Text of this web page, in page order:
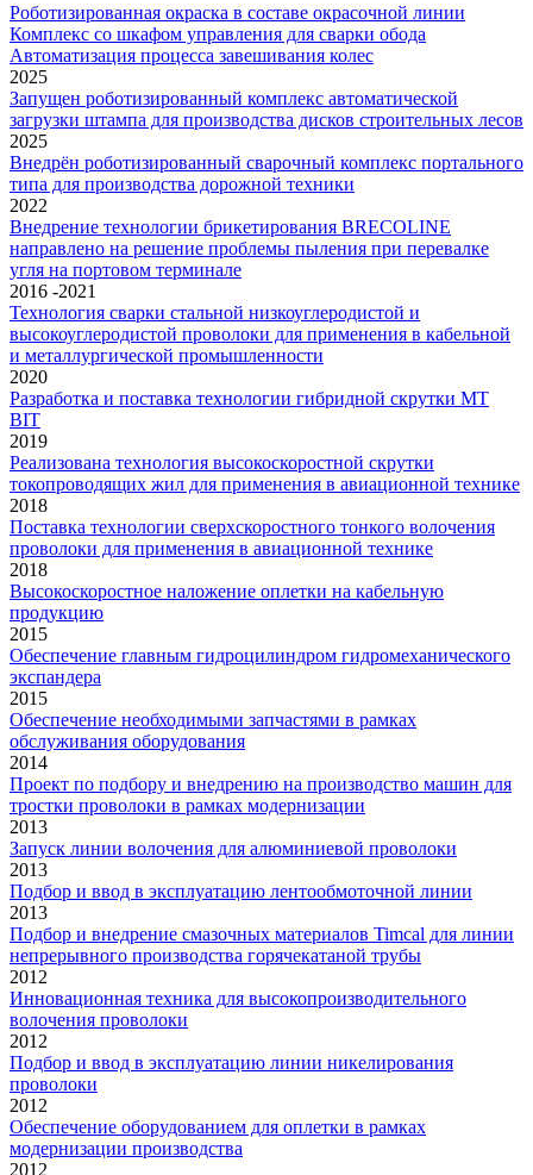
Роботизированная окраска в составе окрасочной линии
Комплекс со шкафом управления для сварки обода
Автоматизация процесса завешивания колес
2025
Запущен роботизированный комплекс автоматической
загрузки штампа для производства дисков строительных лесов
2025
Внедрён роботизированный сварочный комплекс портального
типа для производства дорожной техники
2022
Внедрение технологии брикетирования BRECOLINE
направлено на решение проблемы пыления при перевалке
угля на портовом терминале
2016 -2021
Технология сварки стальной низкоуглеродистой и
высокоуглеродистой проволоки для применения в кабельной
и металлургической промышленности
2020
Разработка и поставка технологии гибридной скрутки MT
BIT
2019
Реализована технология высокоскоростной скрутки
токопроводящих жил для применения в авиационной технике
2018
Поставка технологии сверхскоростного тонкого волочения
проволоки для применения в авиационной технике
2018
Высокоскоростное наложение оплетки на кабельную
продукцию
2015
Обеспечение главным гидроцилиндром гидромеханического
экспандера
2015
Обеспечение необходимыми запчастями в рамках
обслуживания оборудования
2014
Проект по подбору и внедрению на производство машин для
тростки проволоки в рамках модернизации
2013
Запуск линии волочения для алюминиевой проволоки
2013
Подбор и ввод в эксплуатацию лентообмоточной линии
2013
Подбор и внедрение смазочных материалов Timcal для линии
непрерывного производства горячекатаной трубы
2012
Инновационная техника для высокопроизводительного
волочения проволоки
2012
Подбор и ввод в эксплуатацию линии никелирования
проволоки
2012
Обеспечение оборудованием для оплетки в рамках
модернизации производства
2012